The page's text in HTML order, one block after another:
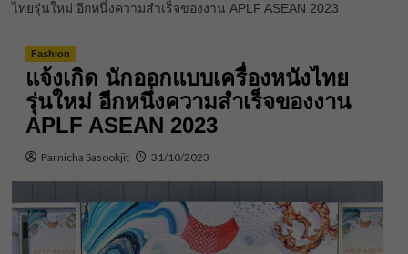
ไทยรุ่นใหม่ อีกหนึ่งความสำเร็จของงาน APLF ASEAN 2023
Fashion
แจ้งเกิด นักออกแบบเครื่องหนังไทย
รุ่นใหม่ อีกหนึ่งความสำเร็จของงาน
APLF ASEAN 2023
Parnicha Sasookjit 31/10/2023